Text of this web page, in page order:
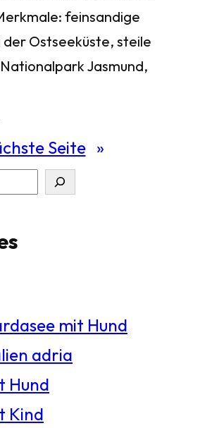
feinsandige
Ostseeküste, steile
Jasmund,
Seite »
mit Hund
adria
Hund
Kind